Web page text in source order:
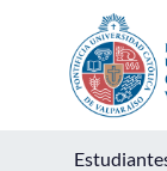
Click acá para ir